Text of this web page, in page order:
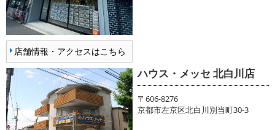
店舗情報・アクセスはこちら
ハウス・メッセ 北白川店
〒606-8276
京都市左京区北白川別当町30-3